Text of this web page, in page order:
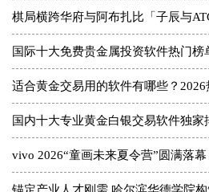
国际十大免费贵金属投资软件热门榜
国内十大专业黄金白银交易软件独家